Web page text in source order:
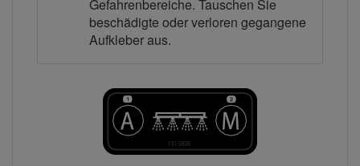
Gefahrenbereiche. Tauschen Sie
beschädigte oder verloren gegangene
Aufkleber aus.